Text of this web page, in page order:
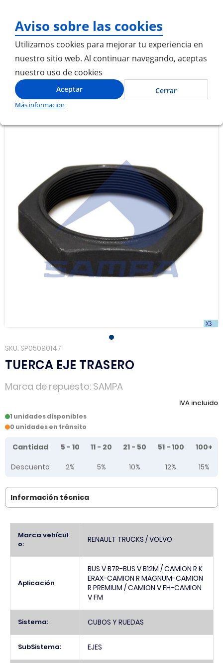
Aviso sobre las cookies
Utilizamos cookies para mejorar tu experiencia en
nuestro sitio web. Al continuar navegando, aceptas
nuestro uso de cookies
Aceptar Cerrar
Más informacion
Inicio TUERCA EJE TRASERO
SKU SP05090147
TUERCA EJE TRASERO
Marca de repuesto SAMPA
IVA incluido
1 unidades disponibles
0 unidades en tránsito
Tier prices table
Cantidad 5 - 10 11 - 20 21 - 50 51 - 100
100+
Descuento
2% 5% 10% 12% 15%
imágenes
imágenes
Información técnica
Información
Marca vehícul
o:
RENAULT TRUCKS / VOLVO
Aplicación
BUS V B7R-BUS V B12M / CAMION R K
ERAX-CAMION R MAGNUM-CAMION
R PREMIUM / CAMION V FH-CAMION
V FM
Sistema: CUBOS Y RUEDAS
SubSistema: EJES